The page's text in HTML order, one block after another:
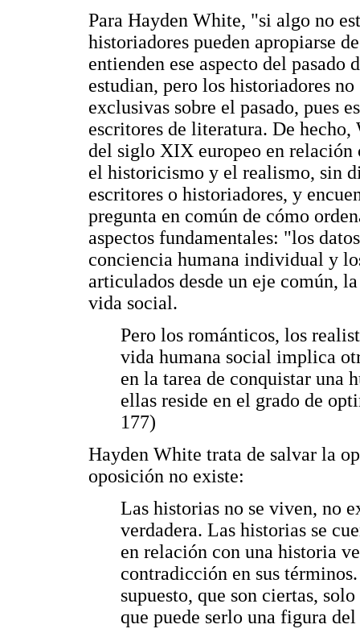
Para Hayden White, "si algo no
historiadores pueden apropiarse
entienden ese aspecto del
estudian, pero los historiadores
exclusivas sobre el pasado, pues
escritores de literatura. De
del siglo XIX europeo en
el historicismo y el realismo, sin
escritores o historiadores, y
pregunta en común de cómo
aspectos fundamentales: "los
conciencia humana individual y
articulados desde un eje común,
vida social.
Pero los románticos, los
vida humana social implica
en la tarea de conquistar una
ellas reside en el grado de
177)
Hayden White trata de salvar la
oposición no existe:
Las historias no se viven, no
verdadera. Las historias se
en relación con una historia
contradicción en sus
supuesto, que son ciertas,
que puede serlo una figura